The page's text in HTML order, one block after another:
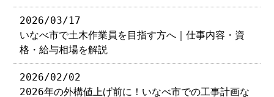
2026/03/17
いなべ市で土木作業員を目指す方へ｜仕事内容・資
格・給与相場を解説
2026/02/02
2026年の外構値上げ前に！いなべ市での工事計画な